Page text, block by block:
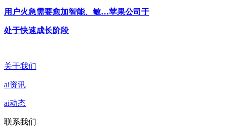
用户火急需要愈加智能、敏…苹果公司于
处于快速成长阶段
关于我们
ai资讯
ai动态
联系我们